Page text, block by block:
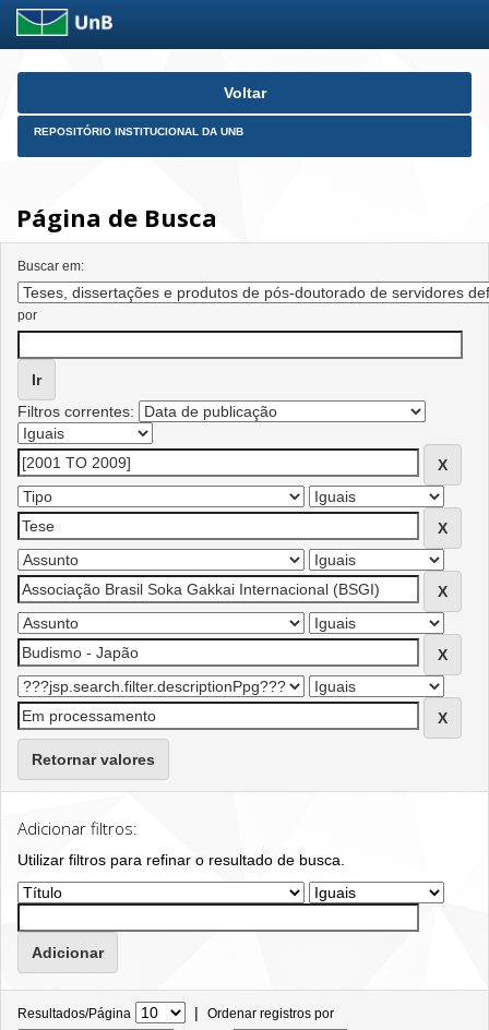
Skip
Voltar
REPOSITÓRIO INSTITUCIONAL DA UNB
Página de Busca
Buscar em:
por
Filtros correntes:
Retornar valores
Adicionar filtros:
Utilizar filtros para refinar o resultado de busca.
Resultados/Página | Ordenar registros por